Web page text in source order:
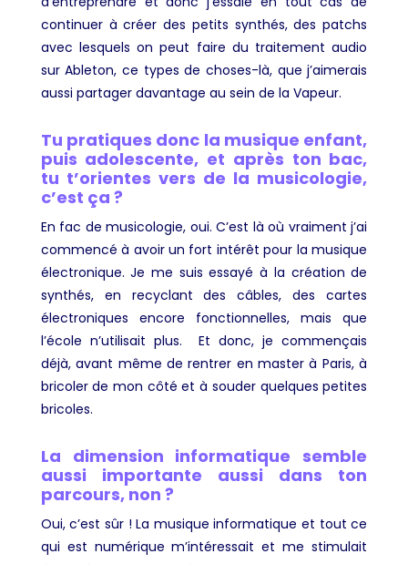
continuer à créer des petits synthés, des patchs
avec lesquels on peut faire du traitement audio
sur Ableton, ce types de choses-là, que j’aimerais
aussi partager davantage au sein de la Vapeur.
Tu pratiques donc la musique enfant,
puis adolescente, et après ton bac,
tu t’orientes vers de la musicologie,
c’est ça ?
En fac de musicologie, oui. C’est là où vraiment j’ai
commencé à avoir un fort intérêt pour la musique
électronique. Je me suis essayé à la création de
synthés, en recyclant des câbles, des cartes
électroniques encore fonctionnelles, mais que
l’école n’utilisait plus. Et donc, je commençais
déjà, avant même de rentrer en master à Paris, à
bricoler de mon côté et à souder quelques petites
bricoles.
La dimension informatique semble
aussi importante aussi dans ton
parcours, non ?
Oui, c’est sûr ! La musique informatique et tout ce
qui est numérique m’intéressait et me stimulait